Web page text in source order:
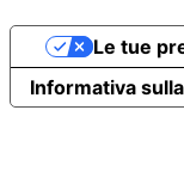
Informativa
Le tue